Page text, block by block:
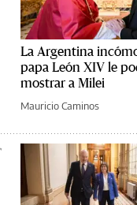
La Argentina
papa León XIV le
mostrar a Milei
Mauricio Caminos